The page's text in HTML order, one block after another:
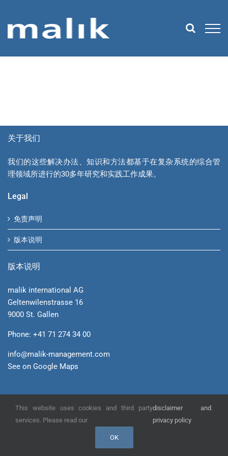
content
关于我们
我们的这些解决办法、知识和方法都基于在复杂系统的综合管
理领域所进行的30多年研究和实践工作成果。
Legal
免责声明
版本说明
版本说明
malik international AG
Geltenwilenstrasse 16
9000 St. Gallen
Phone: +41 71 274 34 00
info@malik-management.com
See on Google Maps
YouTubeXing
This website uses cookies and third party
services. Please read our
disclaimer and
privacy policy
.
OK